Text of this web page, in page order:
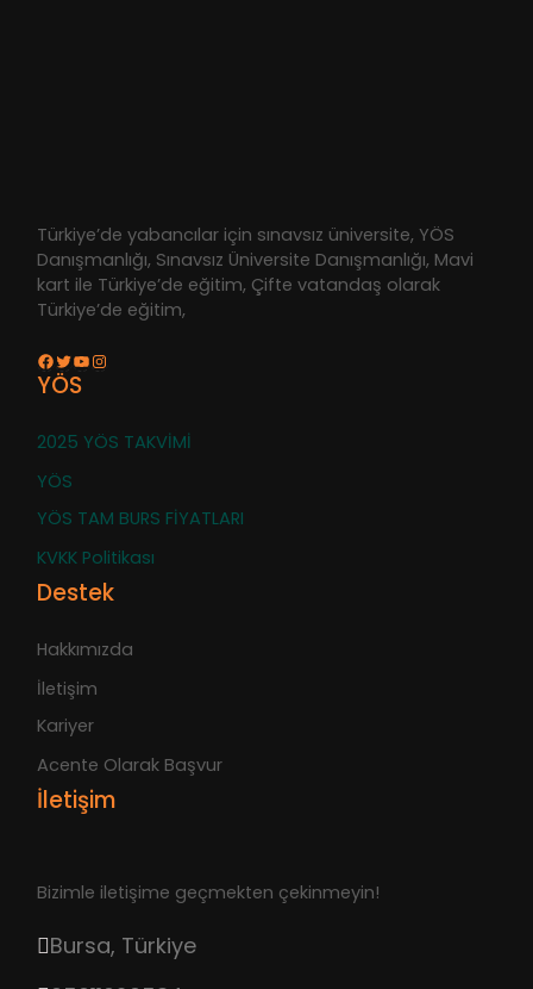
Türkiye’de yabancılar için sınavsız üniversite, YÖS
Danışmanlığı, Sınavsız Üniversite Danışmanlığı, Mavi
kart ile Türkiye’de eğitim, Çifte vatandaş olarak
Türkiye’de eğitim,
Facebook Twitter YouTube Instagram
YÖS
2025 YÖS TAKVİMİ
YÖS
YÖS TAM BURS FİYATLARI
KVKK Politikası
Destek
Hakkımızda
İletişim
Kariyer
Acente Olarak Başvur
İletişim
Bizimle iletişime geçmekten çekinmeyin!
Bursa, Türkiye